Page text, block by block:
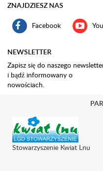
ZNAJDZIESZ NAS
Facebook
NEWSLETTER
Zapisz się do naszego
i bądź informowany o
nowościach.
Stowarzyszenie Kwiat Lnu